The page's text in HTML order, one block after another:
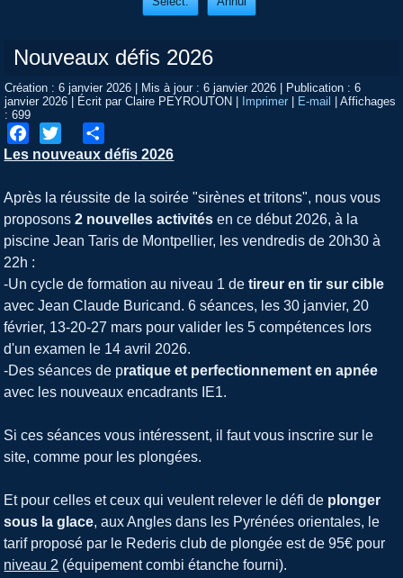
Nouveaux défis 2026
Création : 6 janvier 2026 | Mis à jour : 6 janvier 2026 | Publication : 6
janvier 2026 | Écrit par Claire PEYROUTON | Imprimer | E-mail |Affichages
: 699
Facebook
TwitterShare
Les nouveaux défis 2026
Après la réussite de la soirée "sirènes et tritons", nous vous
proposons 2 nouvelles activités en ce début 2026, à la
piscine Jean Taris de Montpellier, les vendredis de 20h30 à
22h :
-Un cycle de formation au niveau 1 detireur en tir sur cible
avec Jean Claude Buricand. 6 séances, les 30 janvier, 20
février, 13-20-27 mars pour valider les 5 compétences lors
d'un examen le 14 avril 2026.
-Des séances de pratique et perfectionnement en apnée
avec les nouveaux encadrants IE1.
Si ces séances vous intéressent, il faut vous inscrire sur le
site, comme pour les plongées.
Et pour celles et ceux qui veulent relever le défi de plonger
sous la glace, aux Angles dans les Pyrénées orientales, le
tarif proposé par le Rederis club de plongée est de 95€ pour
niveau 2 (équipement combi étanche fourni).